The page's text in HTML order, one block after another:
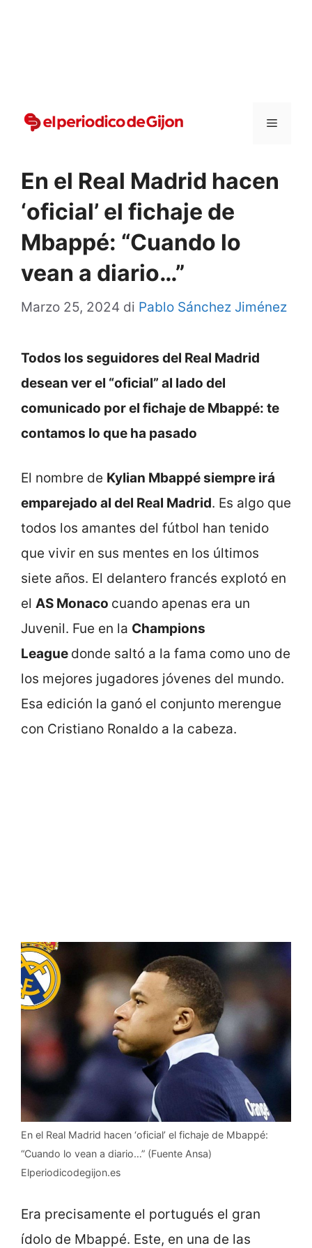
Menu
En el Real Madrid hacen
‘oficial’ el fichaje de
Mbappé: “Cuando lo
vean a diario…”
Marzo 25, 2024 di Pablo Sánchez Jiménez
Todos los seguidores del Real Madrid
desean ver el “oficial” al lado del
comunicado por el fichaje de Mbappé: te
contamos lo que ha pasado
El nombre de Kylian Mbappé siempre irá
emparejado al del Real Madrid. Es algo que
todos los amantes del fútbol han tenido
que vivir en sus mentes en los últimos
siete años. El delantero francés explotó en
el AS Monaco cuando apenas era un
Juvenil. Fue en la Champions
League donde saltó a la fama como uno de
los mejores jugadores jóvenes del mundo.
Esa edición la ganó el conjunto merengue
con Cristiano Ronaldo a la cabeza.
En el Real Madrid hacen ‘oficial’ el fichaje de Mbappé:
“Cuando lo vean a diario…” (Fuente Ansa)
Elperiodicodegijon.es
Era precisamente el portugués el gran
ídolo de Mbappé. Este, en una de las